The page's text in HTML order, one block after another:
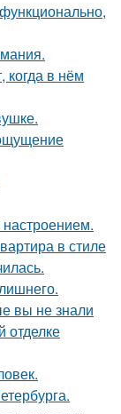
когда в нём
в стиле
вы не знали